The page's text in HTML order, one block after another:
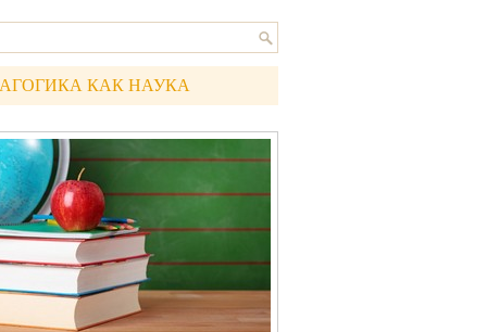
КАК НАУКА